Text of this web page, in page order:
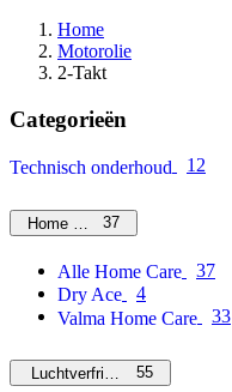
Home
Motorolie
2-Takt
Categorieën
Technisch onderhoud 12
Home Care37
Alle Home Care
37
Dry Ace
4
Valma Home Care
33
Luchtverfrissers55